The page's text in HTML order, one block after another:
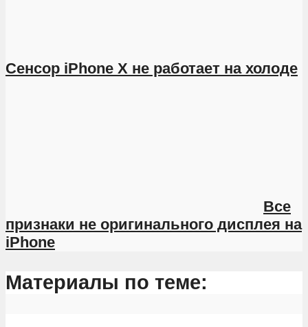
Сенсор iPhone X не работает на холоде
Все
признаки не оригинального дисплея на
iPhone
Материалы по теме: